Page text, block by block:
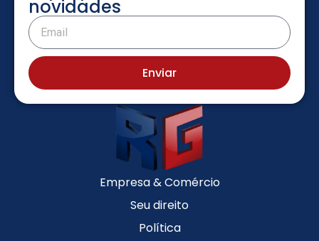
novidades
Enviar
Empresa & Comércio
Seu direito
Política